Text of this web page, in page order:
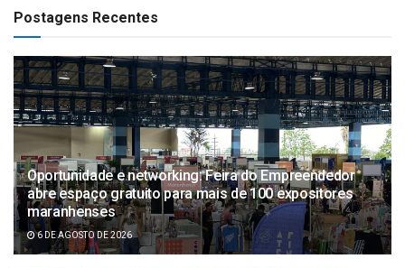
Postagens Recentes
Oportunidade e networking: Feira do Empreendedor
abre espaço gratuito para mais de 100 expositores
maranhenses
6 DE AGOSTO DE 2026